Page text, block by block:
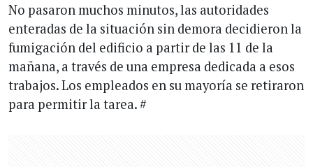
No pasaron muchos minutos, las autoridades
enteradas de la situación sin demora decidieron la
fumigación del edificio a partir de las 11 de la
mañana, a través de una empresa dedicada a esos
trabajos. Los empleados en su mayoría se retiraron
para permitir la tarea. #